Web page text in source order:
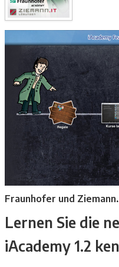
Fraunhofer und
Lernen Sie die
iAcademy 1.2